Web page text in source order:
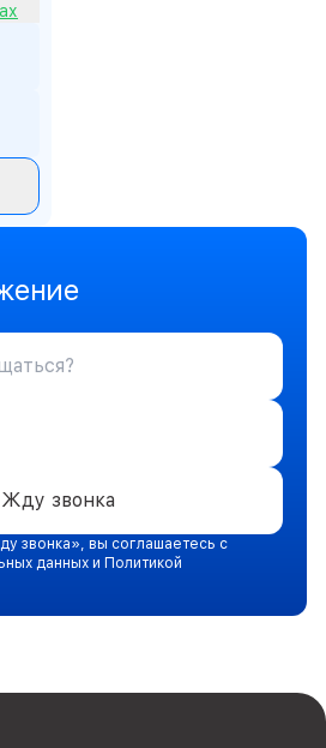
Жду звонка
звонка», вы соглашаетесь с
данных и Политикой